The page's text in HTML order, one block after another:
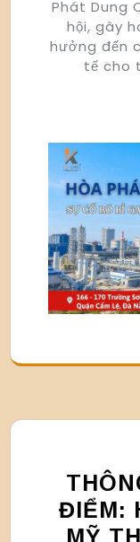
Phát Dung
hội, gây
hưởng đến
tế cho
ĐIỂM:
MỸ